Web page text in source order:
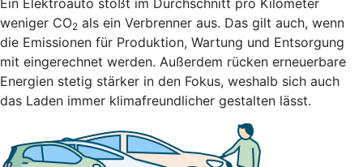
Ein Elektroauto stößt im Durchschnitt pro Kilometer
weniger CO2 als ein Verbrenner aus. Das gilt auch, wenn
die Emissionen für Produktion, Wartung und Entsorgung
mit eingerechnet werden. Außerdem rücken erneuerbare
Energien stetig stärker in den Fokus, weshalb sich auch
das Laden immer klimafreundlicher gestalten lässt.